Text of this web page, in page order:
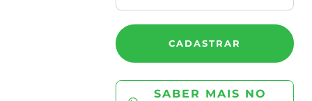
CADASTRAR
SABER MAIS NO